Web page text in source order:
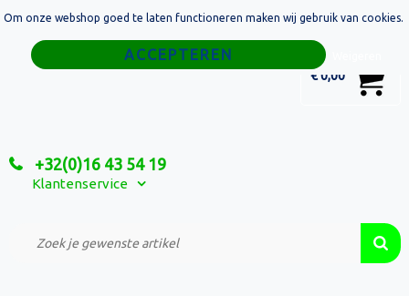
€ 0,00
+32(0)16 43 54 19
Klantenservice
Home
Relatiegeschenken
Custom Made Projecten
Om onze webshop goed te laten functioneren maken wij gebruik van cookies.